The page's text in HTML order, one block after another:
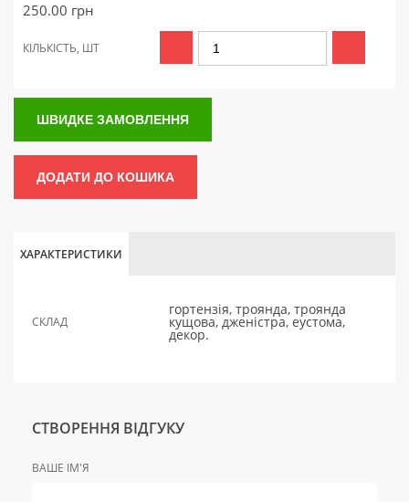
250.00 грн
КІЛЬКІСТЬ, ШТ
ШВИДКЕ ЗАМОВЛЕННЯ
ДОДАТИ ДО КОШИКА
ХАРАКТЕРИСТИКИ
СКЛАД
гортензія, троянда, троянда
кущова, дженістра, еустома,
декор.
СТВОРЕННЯ ВІДГУКУ
ВАШЕ ІМ'Я